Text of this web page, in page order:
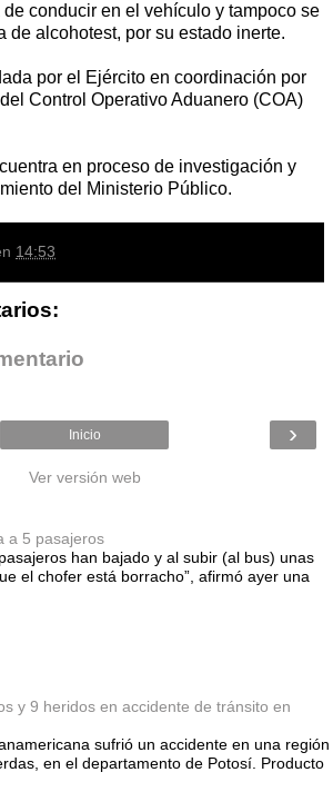
conducir en el vehículo y tampoco se
de alcohotest, por su estado inerte.
por el Ejército en coordinación por
Control Operativo Aduanero (COA)
en proceso de investigación y
del Ministerio Público.
14:53
›
Inicio
Ver versión web
a 5 pasajeros
han bajado y al subir (al bus) unas
el chofer está borracho”, afirmó ayer una
y 9 heridos en accidente de tránsito en
sufrió un accidente en una región
en el departamento de Potosí. Producto